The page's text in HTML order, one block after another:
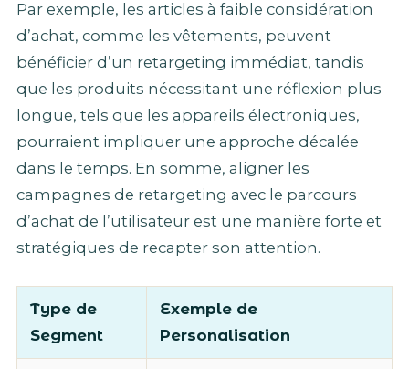
Par exemple, les articles à faible considération
d’achat, comme les vêtements, peuvent
bénéficier d’un retargeting immédiat, tandis
que les produits nécessitant une réflexion plus
longue, tels que les appareils électroniques,
pourraient impliquer une approche décalée
dans le temps. En somme, aligner les
campagnes de retargeting avec le parcours
d’achat de l’utilisateur est une manière forte et
stratégiques de recapter son attention.
Type de
Segment
Exemple de
Personalisation